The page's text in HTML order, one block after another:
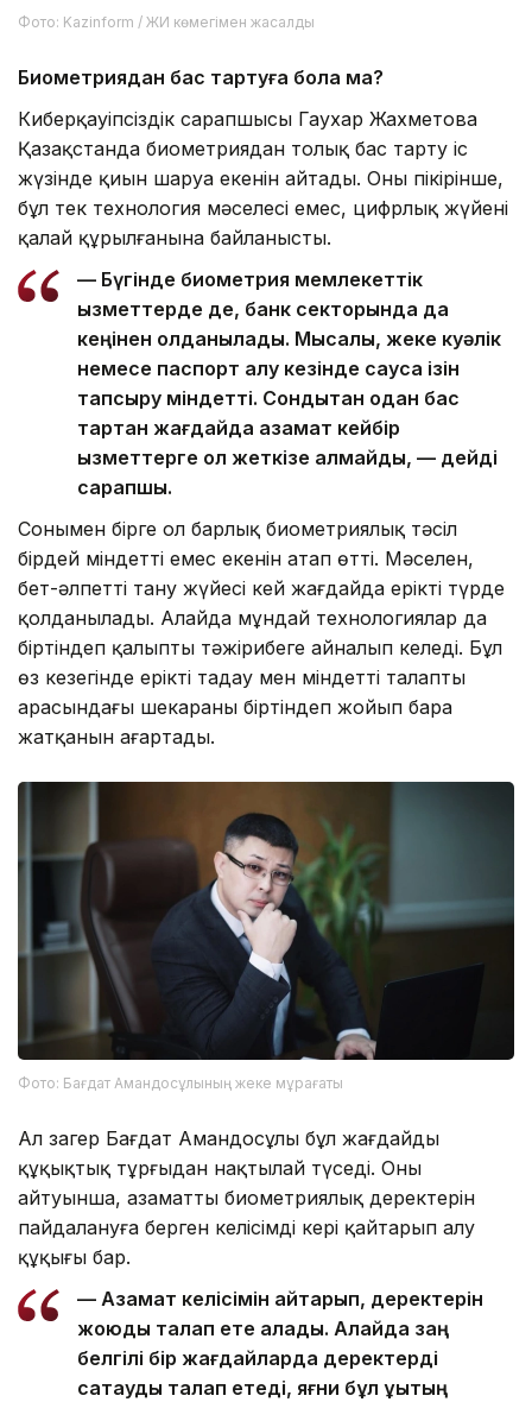
Фото: Kazinform / ЖИ көмегімен жасалды
Биометриядан бас тартуға бола ма?
Киберқауіпсіздік сарапшысы Гаухар Жахметова
Қазақстанда биометриядан толық бас тарту іс
жүзінде қиын шаруа екенін айтады. Оның пікірінше,
бұл тек технология мәселесі емес, цифрлық жүйенің
қалай құрылғанына байланысты.
— Бүгінде биометрия мемлекеттік
қызметтерде де, банк секторында да
кеңінен қолданылады. Мысалы, жеке куәлік
немесе паспорт алу кезінде саусақ ізін
тапсыру міндетті. Сондықтан одан бас
тартқан жағдайда азамат кейбір
қызметтерге қол жеткізе алмайды, — дейді
сарапшы.
Сонымен бірге ол барлық биометриялық тәсіл
бірдей міндетті емес екенін атап өтті. Мәселен,
бет-әлпетті тану жүйесі кей жағдайда ерікті түрде
қолданылады. Алайда мұндай технологиялар да
біртіндеп қалыпты тәжірибеге айналып келеді. Бұл
өз кезегінде ерікті таңдау мен міндетті талаптың
арасындағы шекараны біртіндеп жойып бара
жатқанын аңғартады.
Фото: Бағдат Амандосұлының жеке мұрағаты
Ал заңгер Бағдат Амандосұлы бұл жағдайды
құқықтық тұрғыдан нақтылай түседі. Оның
айтуынша, азаматтың биометриялық деректерін
пайдалануға берген келісімді кері қайтарып алу
құқығы бар.
— Азамат келісімін қайтарып, деректерін
жоюды талап ете алады. Алайда заң
белгілі бір жағдайларда деректерді
сақтауды талап етеді, яғни бұл құқықтың